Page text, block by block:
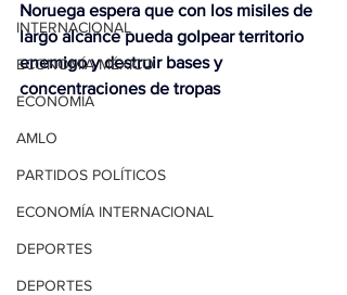
INTERNACIONAL
ECONOMÍA MÉXICO
ECONOMÍA
AMLO
PARTIDOS POLÍTICOS
ECONOMÍA INTERNACIONAL
DEPORTES
DEPORTES
Noruega espera que con los misiles de
largo alcance pueda golpear territorio
enemigo y destruir bases y
concentraciones de tropas